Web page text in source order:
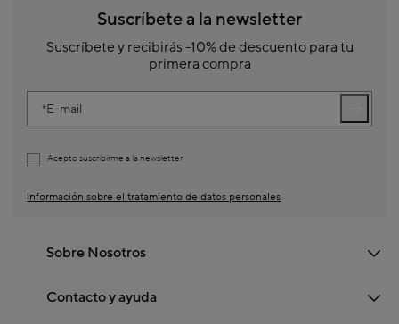
Suscríbete a la newsletter
Suscríbete y recibirás -10% de descuento para tu
primera compra
E-mail
Acepto suscribirme a la newsletter
Información sobre el tratamiento de datos personales
Sobre Nosotros
Contacto y ayuda